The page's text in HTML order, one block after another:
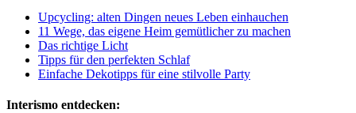
Upcycling: alten Dingen neues Leben einhauchen
11 Wege, das eigene Heim gemütlicher zu machen
Das richtige Licht
Tipps für den perfekten Schlaf
Einfache Dekotipps für eine stilvolle Party
Interismo entdecken: